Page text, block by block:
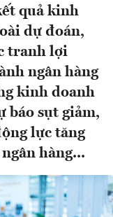
quả kinh
dự đoán,
tranh lợi
ngân hàng
kinh doanh
báo sụt giảm,
lực tăng
hàng...